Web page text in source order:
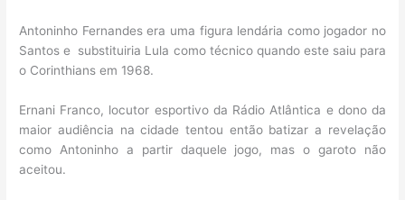
Antoninho Fernandes era uma figura lendária como jogador no
Santos e substituiria Lula como técnico quando este saiu para
o Corinthians em 1968.
Ernani Franco, locutor esportivo da Rádio Atlântica e dono da
maior audiência na cidade tentou então batizar a revelação
como Antoninho a partir daquele jogo, mas o garoto não
aceitou.